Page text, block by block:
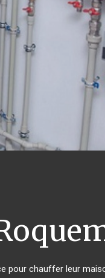
pour chauffer leur